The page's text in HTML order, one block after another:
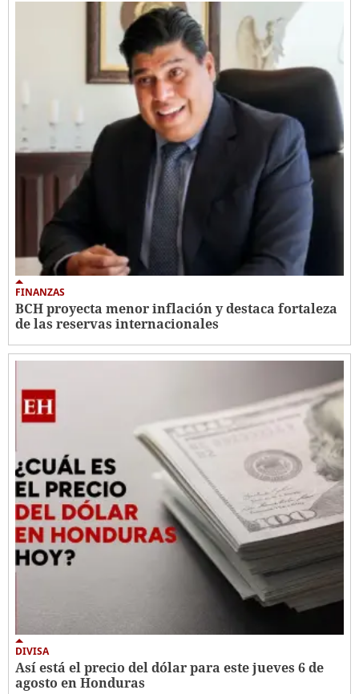
FINANZAS
BCH proyecta menor inflación y destaca fortaleza
de las reservas internacionales
DIVISA
Así está el precio del dólar para este jueves 6 de
agosto en Honduras